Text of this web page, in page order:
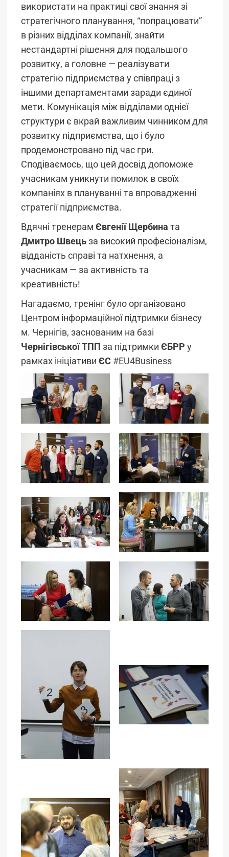
використати на практиці свої знання зі
стратегічного планування, “попрацювати”
в різних відділах компанії, знайти
нестандартні рішення для подальшого
розвитку, а головне — реалізувати
стратегію підприємства у співпраці з
іншими департаментами заради єдиної
мети. Комунікація між відділами однієї
структури є вкрай важливим чинником для
розвитку підприємства, що і було
продемонстровано під час гри.
Сподіваємось, що цей досвід допоможе
учасникам уникнути помилок в своїх
компаніях в плануванні та впровадженні
стратегії підприємства.
Вдячні тренерам Євгенії Щербина та
Дмитро Швецьза високий професіоналізм,
відданість справі та натхнення, а
учасникам — за активність та
креативність!
Нагадаємо, тренінг було організовано
Центром інформаційної підтримки бізнесу
м. Чернігів, заснованим на базі
Чернігівської ТПП за підтримки ЄБРР у
рамках ініціативи ЄС #EU4Business